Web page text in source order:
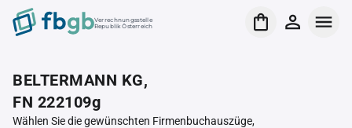
Verrechnungsstelle
Republik Österreich
BELTERMANN KG,
FN 222109g
Wählen Sie die gewünschten Firmenbuchauszüge,